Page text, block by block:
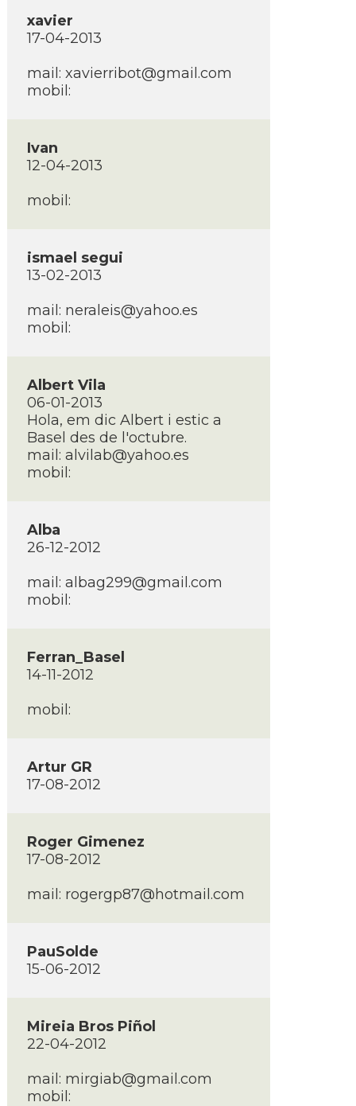
xavier
17-04-2013
mail: xavierribot@gmail.com
mobil:
Ivan
12-04-2013
mobil:
ismael segui
13-02-2013
mail: neraleis@yahoo.es
mobil:
Albert Vila
06-01-2013
Hola, em dic Albert i estic a
Basel des de l'octubre.
mail: alvilab@yahoo.es
mobil:
Alba
26-12-2012
mail: albag299@gmail.com
mobil:
Ferran_Basel
14-11-2012
mobil:
Artur GR
17-08-2012
Roger Gimenez
17-08-2012
mail: rogergp87@hotmail.com
PauSolde
15-06-2012
Mireia Bros Piñol
22-04-2012
mail: mirgiab@gmail.com
mobil: